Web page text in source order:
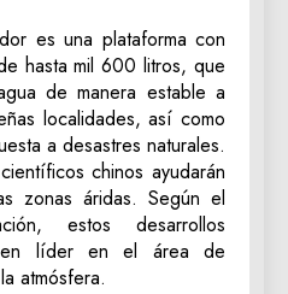
es una plataforma con
hasta mil 600 litros, que
de manera estable a
localidades, así como
a desastres naturales.
chinos ayudarán
zonas áridas. Según el
estos desarrollos
en líder en el área de
atmósfera.